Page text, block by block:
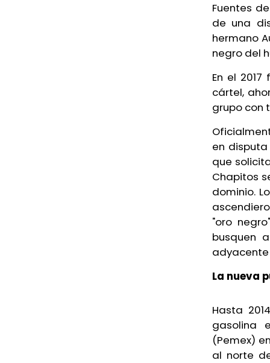
Fuentes
de una
hermano
negro del
En el
cártel,
grupo con
en
que
Chapitos
dominio.
"oro
busquen
adyacente
La nueva
Hasta
gasolina
(Pemex)
al norte